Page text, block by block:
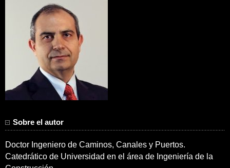
Sobre el autor
Doctor Ingeniero de Caminos, Canales y Puertos.
Catedrático de Universidad en el área de Ingeniería de la